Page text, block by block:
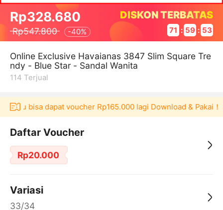
Rp328.680
Rp547.800 -40%
DISKON TERBATAS
71 : 59 : 53
Online Exclusive Havaianas 3847 Slim Square Tre
ndy - Blue Star - Sandal Wanita
114 Terjual
bisa dapat voucher Rp165.000 lagi Download & Pakai！
Daftar Voucher
Rp20.000
Variasi
33/34